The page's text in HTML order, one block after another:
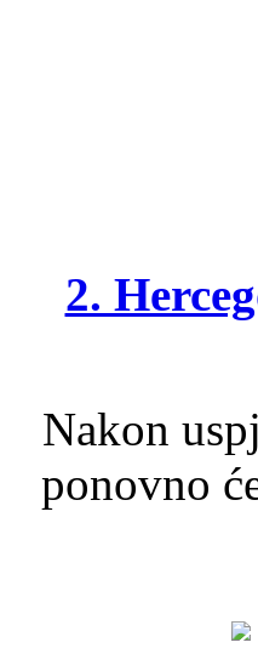
2.
Nakon
ponovno